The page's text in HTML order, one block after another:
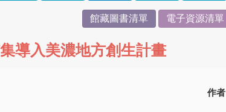
館藏圖書清單 電子資源清單
導入美濃地方創生計畫
作者